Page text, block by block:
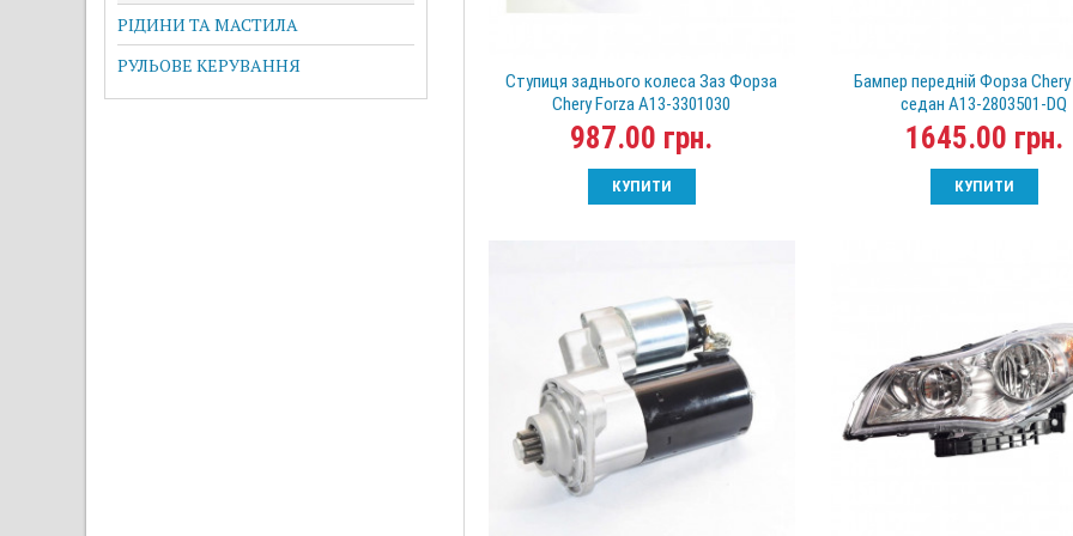
РІДИНИ ТА МАСТИЛА
РУЛЬОВЕ КЕРУВАННЯ
Ступиця заднього колеса Заз Форза
Chery Forza A13-3301030
987.00 грн.
КУПИТИ
Бампер передній Форза
седан A13-2803501-DQ
1645.00 грн.
КУПИТИ